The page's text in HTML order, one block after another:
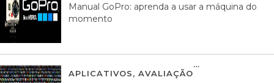
Manual GoPro: aprenda a usar a máquina do
momento
APLICATIVOS, AVALIAÇÃO